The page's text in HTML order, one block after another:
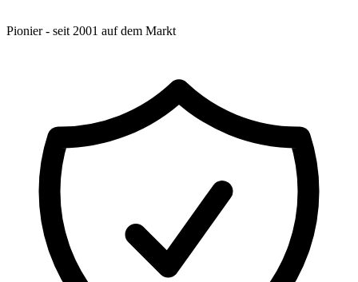
Pionier - seit 2001 auf dem Markt